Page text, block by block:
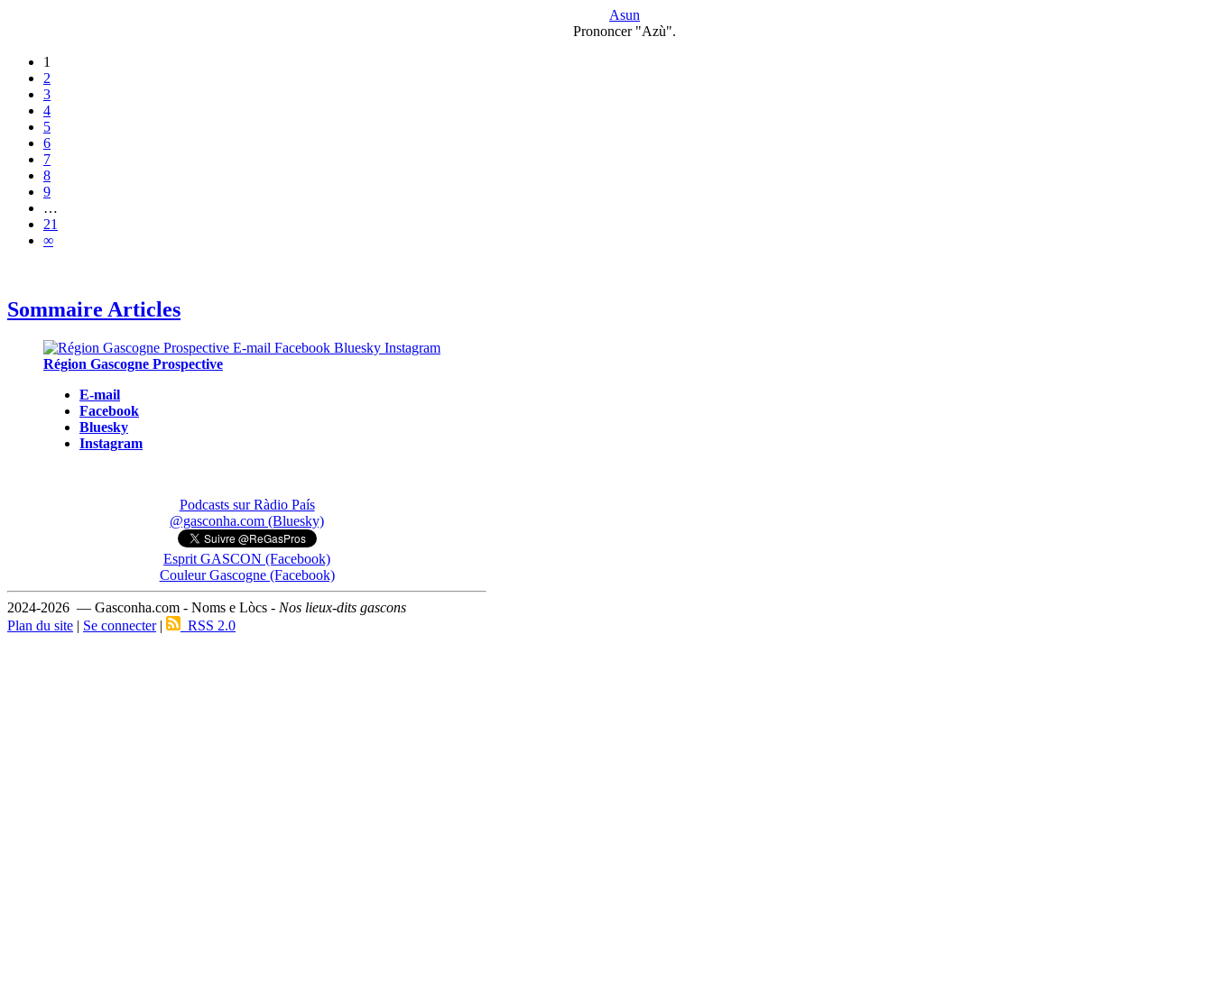
Asun
Prononcer "Azù".
1
2
3
4
5
6
7
8
9
…
21
∞
Sommaire Articles
Région Gascogne Prospective
E-mail
Facebook
Bluesky
Instagram
Podcasts sur Ràdio País
@gasconha.com (Bluesky)
Esprit GASCON (Facebook)
Couleur Gascogne (Facebook)
2024-2026 — Gasconha.com - Noms e Lòcs - Nos lieux-dits gascons
Plan du site | Se connecter| RSS 2.0